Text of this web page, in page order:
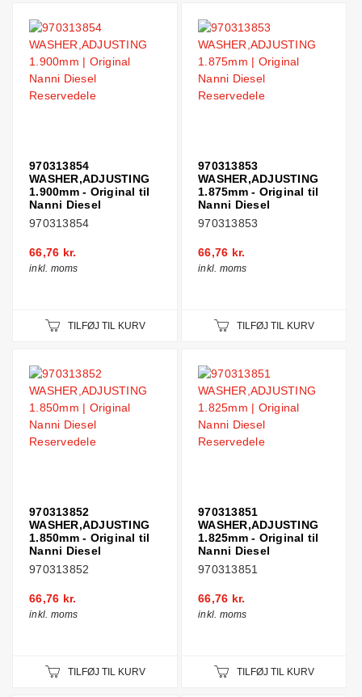
970313854
WASHER,ADJUSTING
1.900mm - Original til
Nanni Diesel
970313854
66,76 kr.
inkl. moms
TILFØJ TIL KURV
970313853
WASHER,ADJUSTING
1.875mm - Original til
Nanni Diesel
970313853
66,76 kr.
inkl. moms
TILFØJ TIL KURV
970313852
WASHER,ADJUSTING
1.850mm - Original til
Nanni Diesel
970313852
66,76 kr.
inkl. moms
TILFØJ TIL KURV
970313851
WASHER,ADJUSTING
1.825mm - Original til
Nanni Diesel
970313851
66,76 kr.
inkl. moms
TILFØJ TIL KURV